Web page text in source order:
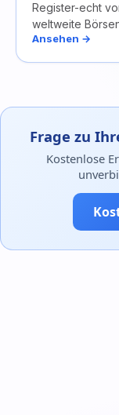
Register-echt
weltweite
Ansehen →
Frage zu
Kostenlose